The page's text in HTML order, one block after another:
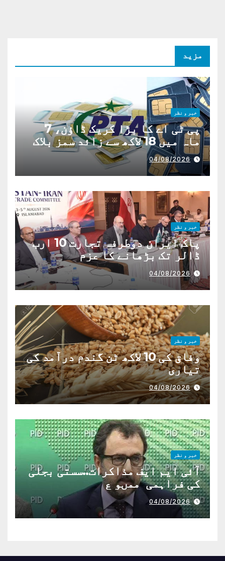
مزید
خبر و نظر
پی ٹی اے کا بڑا کریک ڈاؤن، 7
ماہ میں 18 لاکھ سے زائد سمز بلاک
04/08/2026
خبر و نظر
پاک ایران دوطرفہ تجارت 10 ارب
ڈالر تک بڑھانے کا عزم
04/08/2026
خبر و نظر
وفاق کی 10 لاکھ ٹن گندم درآمد کی
تیاری
04/08/2026
خبر و نظر
آئی ایم ایف مذاکرات..سستی بجلی
کی فراہمی ممںو ع
04/08/2026